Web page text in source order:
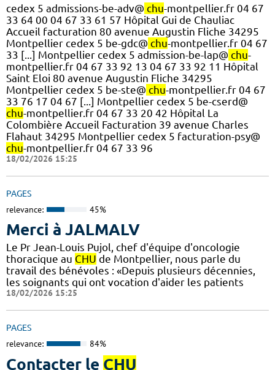
cedex 5 admissions-be-adv@ chu-montpellier.fr 04 67
33 64 00 04 67 33 61 57 Hôpital Gui de Chauliac
Accueil facturation 80 avenue Augustin Fliche 34295
Montpellier cedex 5 be-gdc@ chu-montpellier.fr 04 67
33 [...] Montpellier cedex 5 admission-be-lap@ chu-
montpellier.fr 04 67 33 92 13 04 67 33 92 11 Hôpital
Saint Eloi 80 avenue Augustin Fliche 34295
Montpellier cedex 5 be-ste@ chu-montpellier.fr 04 67
33 76 17 04 67 [...] Montpellier cedex 5 be-cserd@
chu-montpellier.fr 04 67 33 20 42 Hôpital La
Colombière Accueil Facturation 39 avenue Charles
Flahaut 34295 Montpellier cedex 5 facturation-psy@
chu-montpellier.fr 04 67 33 96
18/02/2026 15:25
PAGES
relevance: 45%
Merci à JALMALV
Le Pr Jean-Louis Pujol, chef d'équipe d'oncologie
thoracique au CHU de Montpellier, nous parle du
travail des bénévoles : «Depuis plusieurs décennies,
les soignants qui ont vocation d'aider les patients
18/02/2026 15:25
PAGES
relevance: 84%
Contacter le CHU